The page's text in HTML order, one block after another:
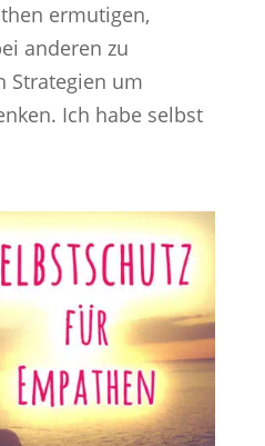
ermutigen,
anderen zu
Strategien um
Ich habe selbst